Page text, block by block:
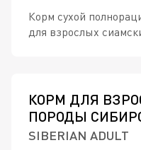
Корм сухой
для взрослых
КОРМ ДЛЯ
ПОРОДЫ
SIBERIAN ADULT